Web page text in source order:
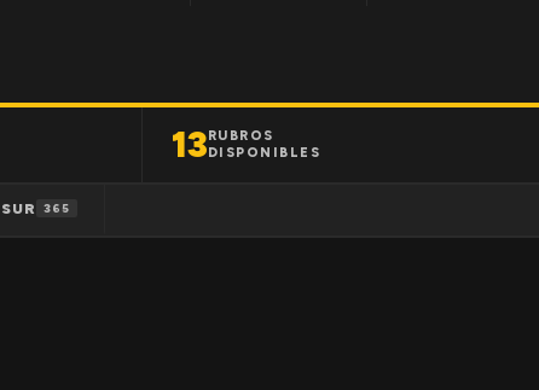
13RUBROS
DISPONIBLES
SUR 365